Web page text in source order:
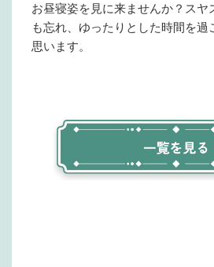
お昼寝姿を見に来ませんか？スヤ
も忘れ、ゆったりとした時間を過
思います。